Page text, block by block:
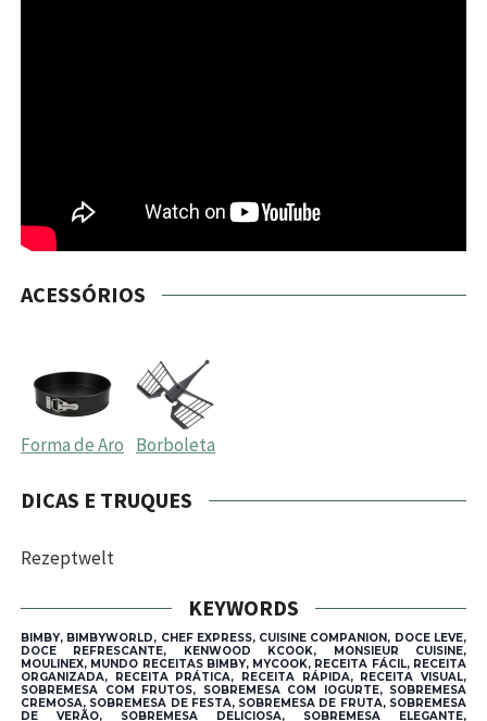
ACESSÓRIOS
Forma de Aro Borboleta
DICAS E TRUQUES
Rezeptwelt
KEYWORDS
BIMBY, BIMBYWORLD, CHEF EXPRESS, CUISINE COMPANION, DOCE LEVE,
DOCE REFRESCANTE, KENWOOD KCOOK, MONSIEUR CUISINE,
MOULINEX, MUNDO RECEITAS BIMBY, MYCOOK, RECEITA FÁCIL, RECEITA
ORGANIZADA, RECEITA PRÁTICA, RECEITA RÁPIDA, RECEITA VISUAL,
SOBREMESA COM FRUTOS, SOBREMESA COM IOGURTE, SOBREMESA
CREMOSA, SOBREMESA DE FESTA, SOBREMESA DE FRUTA, SOBREMESA
DE VERÃO, SOBREMESA DELICIOSA, SOBREMESA ELEGANTE,